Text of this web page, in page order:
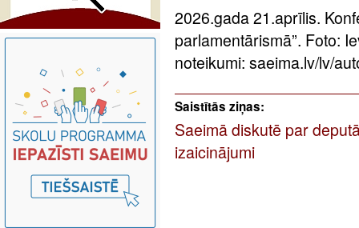
2026.gada 21.aprīlis.
parlamentārismā”. Foto:
noteikumi: saeima.lv/lv/
Saistītās ziņas:
Saeimā diskutē par
izaicinājumi